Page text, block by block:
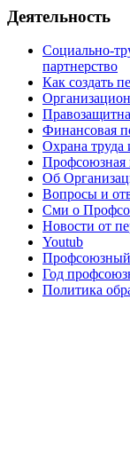
Деятельность
Социально-
партнерство
Как создать
Финансовая
Охрана труда
Профсоюзная
Об
Вопросы и
Сми о
Новости от
Youtub
Профсоюзный
Год
Политика